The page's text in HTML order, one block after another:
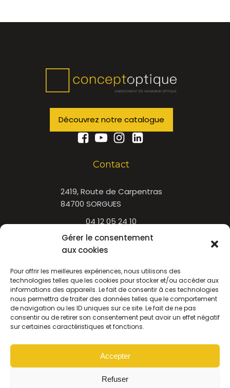
Gérer le consentement
aux cookies
Pour offrir les meilleures expériences, nous utilisons des
technologies telles que les cookies pour stocker et/ou accéder aux
informations des appareils. Le fait de consentir à ces technologies
nous permettra de traiter des données telles que le comportement
de navigation ou les ID uniques sur ce site. Le fait de ne pas
consentir ou de retirer son consentement peut avoir un effet négatif
sur certaines caractéristiques et fonctions.
Accepter
Refuser
Découvrez notre catalogue
Contact
2419, Route de Carpentras
84700 SORGUES
04 12 05 24 10
Newsletter
Nom
Email